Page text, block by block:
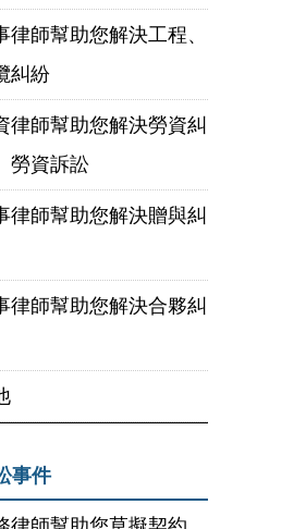
律師幫助您解決工程、
糾紛
律師幫助您解決勞資糾
勞資訴訟
律師幫助您解決贈與糾
律師幫助您解決合夥糾
事件